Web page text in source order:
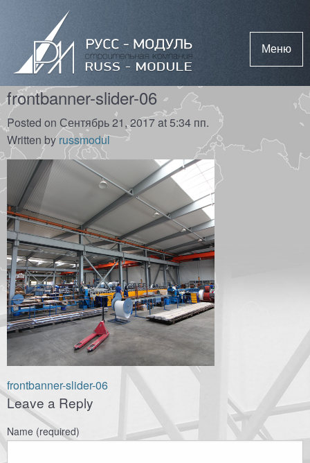
Меню
frontbanner-slider-06
Posted on Сентябрь 21, 2017 at 5:34 пп.
Written byrussmodul
Навигация
по
записям
frontbanner-slider-06
Leave a Reply
Name (required)